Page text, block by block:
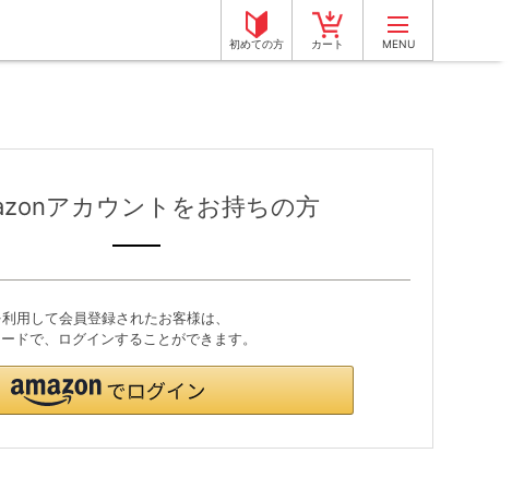
MENU
初めての方 カート
アカウントをお持ちの方
用して会員登録されたお客様は、
ドで、ログインすることができます。